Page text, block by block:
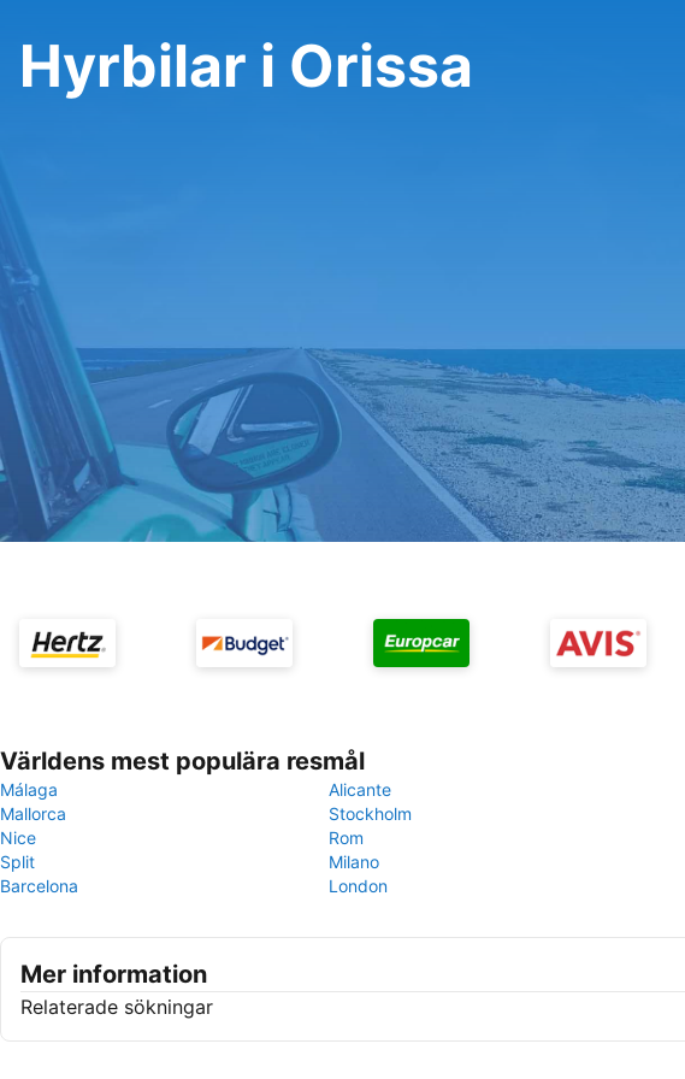
Hyrbilar i Orissa
Världens mest populära resmål
Málaga
Alicante
Mallorca
Stockholm
Nice
Rom
Split
Milano
Barcelona
London
Mer information
Relaterade sökningar